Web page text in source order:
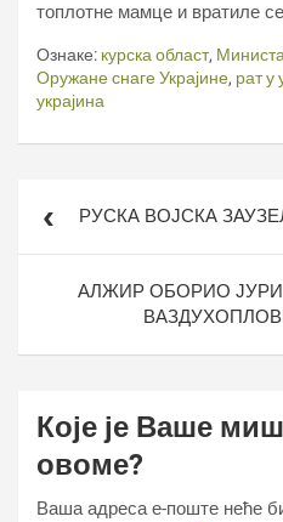
топлотне мамце и вратиле
Ознаке: курска област,
Оружане снаге Украјине, рат у
украјина
чланкаРУСКА ВОЈСКА
АЛЖИР ОБОРИО
Које је Ваше
овоме?
Ваша адреса е-поште неће